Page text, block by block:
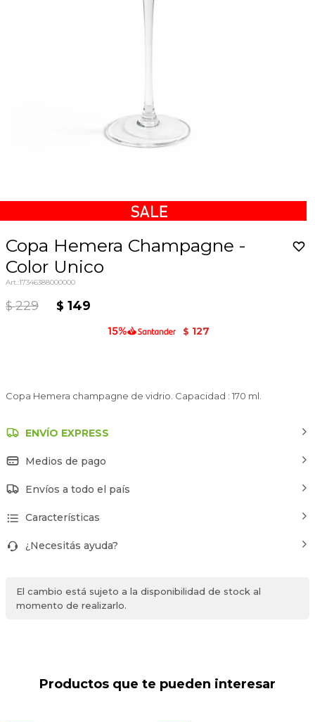
Copa Hemera Champagne -
Color Unico
17346388000000
$ 229 $ 149
$ 127
Copa Hemera champagne de vidrio. Capacidad : 170 ml.
ENVÍO EXPRESS
Medios de pago
Envíos a todo el país
Características
¿Necesitás ayuda?
El cambio está sujeto a la disponibilidad de stock al
momento de realizarlo.
Productos que te pueden interesar